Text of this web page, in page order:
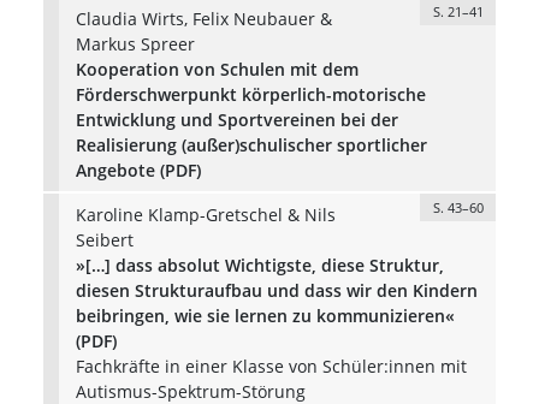
Claudia Wirts, Felix Neubauer &
Markus Spreer
S. 21–41
Kooperation von Schulen mit dem
Förderschwerpunkt körperlich-motorische
Entwicklung und Sportvereinen bei der
Realisierung (außer)schulischer sportlicher
Angebote (PDF)
Karoline Klamp-Gretschel & Nils
Seibert
S. 43–60
»[…] dass absolut Wichtigste, diese Struktur,
diesen Strukturaufbau und dass wir den Kindern
beibringen, wie sie lernen zu kommunizieren«
(PDF)
Fachkräfte in einer Klasse von Schüler:innen mit
Autismus-Spektrum-Störung